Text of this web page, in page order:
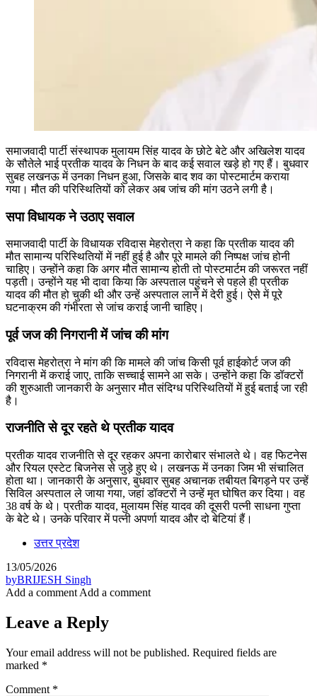
समाजवादी पार्टी संस्थापकमुलायम सिंह यादवके छोटे बेटे औरअखिलेश यादव
के सौतेले भाईप्रतीक यादवके निधन के बाद कई सवाल खड़े हो गए हैं। बुधवार
सुबह लखनऊ में उनका निधन हुआ, जिसके बाद शव का पोस्टमार्टम कराया
गया। मौत की परिस्थितियों को लेकर अब जांच की मांग उठने लगी है।
सपा विधायक ने उठाए सवाल
समाजवादी पार्टी के विधायकरविदास मेहरोत्राने कहा कि प्रतीक यादव की
मौत सामान्य परिस्थितियों में नहीं हुई है और पूरे मामले की निष्पक्ष जांच होनी
चाहिए। उन्होंने कहा कि अगर मौत सामान्य होती तो पोस्टमार्टम की जरूरत नहीं
पड़ती। उन्होंने यह भी दावा किया कि अस्पताल पहुंचने से पहले ही प्रतीक
यादव की मौत हो चुकी थी और उन्हें अस्पताल लाने में देरी हुई। ऐसे में पूरे
घटनाक्रम की गंभीरता से जांच कराई जानी चाहिए।
पूर्व जज की निगरानी में जांच की मांग
रविदास मेहरोत्रा ने मांग की कि मामले की जांच किसी पूर्व हाईकोर्ट जज की
निगरानी में कराई जाए, ताकि सच्चाई सामने आ सके। उन्होंने कहा कि डॉक्टरों
की शुरुआती जानकारी के अनुसार मौत संदिग्ध परिस्थितियों में हुई बताई जा रही
है।
राजनीति से दूर रहते थे प्रतीक यादव
प्रतीक यादव राजनीति से दूर रहकर अपना कारोबार संभालते थे। वह फिटनेस
और रियल एस्टेट बिजनेस से जुड़े हुए थे। लखनऊ में उनका जिम भी संचालित
होता था। जानकारी के अनुसार, बुधवार सुबह अचानक तबीयत बिगड़ने पर उन्हें
सिविल अस्पताल ले जाया गया, जहां डॉक्टरों ने उन्हें मृत घोषित कर दिया। वह
38 वर्ष के थे। प्रतीक यादव, मुलायम सिंह यादव की दूसरी पत्नी साधना गुप्ता
के बेटे थे। उनके परिवार में पत्नी अपर्णा यादव और दो बेटियां हैं।
उत्तर प्रदेश
13/05/2026
byBRIJESH Singh
Add a comment Add a comment
Leave a Reply
Your email address will not be published. Required fields are
marked *
Comment *